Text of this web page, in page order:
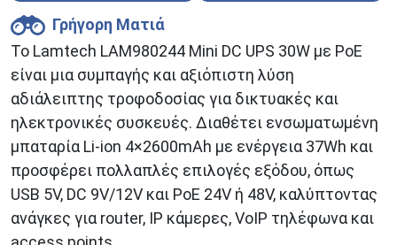
Γρήγορη Ματιά
Το Lamtech LAM980244 Mini DC UPS 30W με PoE
είναι μια συμπαγής και αξιόπιστη λύση
αδιάλειπτης τροφοδοσίας για δικτυακές και
ηλεκτρονικές συσκευές. Διαθέτει ενσωματωμένη
μπαταρία Li-ion 4×2600mAh με ενέργεια 37Wh και
προσφέρει πολλαπλές επιλογές εξόδου, όπως
USB 5V, DC 9V/12V και PoE 24V ή 48V, καλύπτοντας
ανάγκες για router, IP κάμερες, VoIP τηλέφωνα και